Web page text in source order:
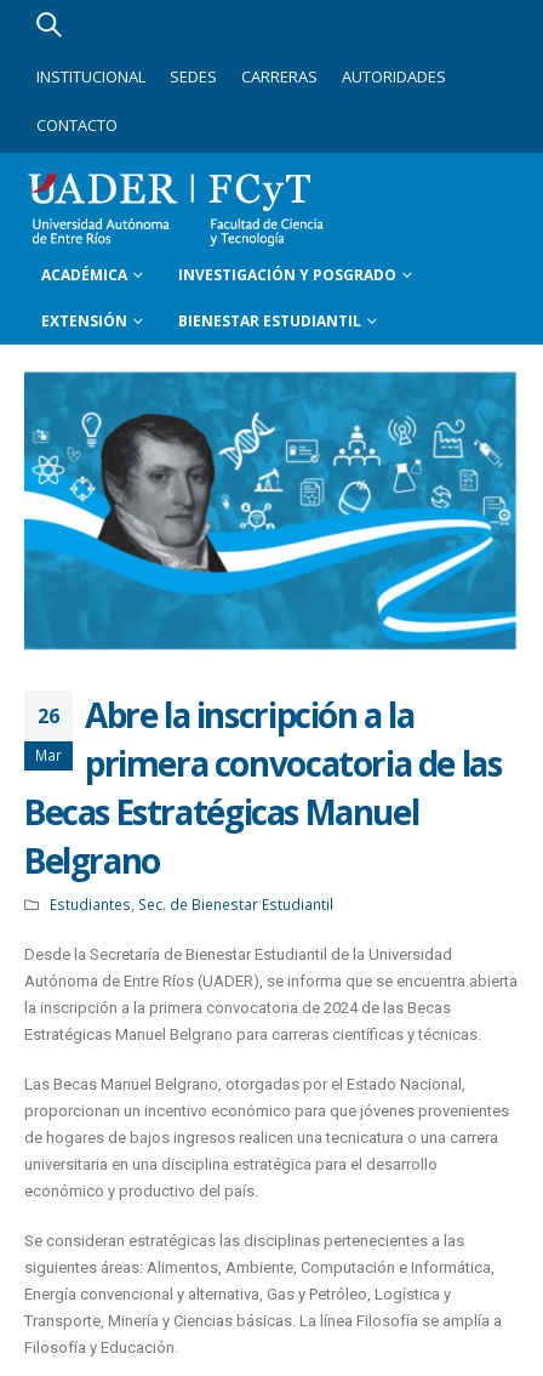
INSTITUCIONAL SEDES CARRERAS AUTORIDADES
CONTACTO
ACADÉMICA INVESTIGACIÓN Y POSGRADO
EXTENSIÓN BIENESTAR ESTUDIANTIL
26
Mar
Abre la inscripción a la
primera convocatoria de las
Becas Estratégicas Manuel
Belgrano
Estudiantes, Sec. de Bienestar Estudiantil
Desde la Secretaría de Bienestar Estudiantil de la Universidad
Autónoma de Entre Ríos (UADER), se informa que se encuentra abierta
la inscripción a la primera convocatoria de 2024 de las Becas
Estratégicas Manuel Belgrano para carreras científicas y técnicas.
Las Becas Manuel Belgrano, otorgadas por el Estado Nacional,
proporcionan un incentivo económico para que jóvenes provenientes
de hogares de bajos ingresos realicen una tecnicatura o una carrera
universitaria en una disciplina estratégica para el desarrollo
económico y productivo del país.
Se consideran estratégicas las disciplinas pertenecientes a las
siguientes áreas: Alimentos, Ambiente, Computación e Informática,
Energía convencional y alternativa, Gas y Petróleo, Logística y
Transporte, Minería y Ciencias básicas. La línea Filosofía se amplía a
Filosofía y Educación.